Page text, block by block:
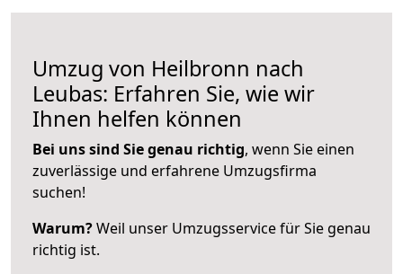
Umzug von Heilbronn nach
Leubas: Erfahren Sie, wie wir
Ihnen helfen können
Bei uns sind Sie genau richtig, wenn Sie einen
zuverlässige und erfahrene Umzugsfirma
suchen!
Warum?Weil unser Umzugsservice für Sie genau
richtig ist.